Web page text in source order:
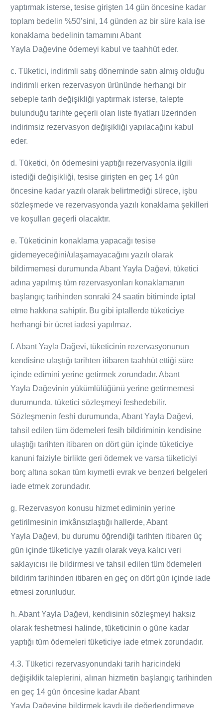
yaptırmak isterse, tesise girişten 14 gün öncesine kadar
toplam bedelin %50’sini, 14 günden az bir süre kala ise
konaklama bedelinin tamamını Abant
Yayla Dağevine ödemeyi kabul ve taahhüt eder.
c. Tüketici, indirimli satış döneminde satın almış olduğu
indirimli erken rezervasyon ürününde herhangi bir
sebeple tarih değişikliği yaptırmak isterse, talepte
bulunduğu tarihte geçerli olan liste fiyatları üzerinden
indirimsiz rezervasyon değişikliği yapılacağını kabul
eder.
d. Tüketici, ön ödemesini yaptığı rezervasyonla ilgili
istediği değişikliği, tesise girişten en geç 14 gün
öncesine kadar yazılı olarak belirtmediği sürece, işbu
sözleşmede ve rezervasyonda yazılı konaklama şekilleri
ve koşulları geçerli olacaktır.
e. Tüketicinin konaklama yapacağı tesise
gidemeyeceğini/ulaşamayacağını yazılı olarak
bildirmemesi durumunda Abant Yayla Dağevi, tüketici
adına yapılmış tüm rezervasyonları konaklamanın
başlangıç tarihinden sonraki 24 saatin bitiminde iptal
etme hakkına sahiptir. Bu gibi iptallerde tüketiciye
herhangi bir ücret iadesi yapılmaz.
f. Abant Yayla Dağevi, tüketicinin rezervasyonunun
kendisine ulaştığı tarihten itibaren taahhüt ettiği süre
içinde edimini yerine getirmek zorundadır. Abant
Yayla Dağevinin yükümlülüğünü yerine getirmemesi
durumunda, tüketici sözleşmeyi feshedebilir.
Sözleşmenin feshi durumunda, Abant Yayla Dağevi,
tahsil edilen tüm ödemeleri fesih bildiriminin kendisine
ulaştığı tarihten itibaren on dört gün içinde tüketiciye
kanuni faiziyle birlikte geri ödemek ve varsa tüketiciyi
borç altına sokan tüm kıymetli evrak ve benzeri belgeleri
iade etmek zorundadır.
g. Rezervasyon konusu hizmet ediminin yerine
getirilmesinin imkânsızlaştığı hallerde, Abant
Yayla Dağevi, bu durumu öğrendiği tarihten itibaren üç
gün içinde tüketiciye yazılı olarak veya kalıcı veri
saklayıcısı ile bildirmesi ve tahsil edilen tüm ödemeleri
bildirim tarihinden itibaren en geç on dört gün içinde iade
etmesi zorunludur.
h. Abant Yayla Dağevi, kendisinin sözleşmeyi haksız
olarak feshetmesi halinde, tüketicinin o güne kadar
yaptığı tüm ödemeleri tüketiciye iade etmek zorundadır.
4.3. Tüketici rezervasyonundaki tarih haricindeki
değişiklik taleplerini, alınan hizmetin başlangıç tarihinden
en geç 14 gün öncesine kadar Abant
Yayla Dağevine bildirmek kaydı ile değerlendirmeye